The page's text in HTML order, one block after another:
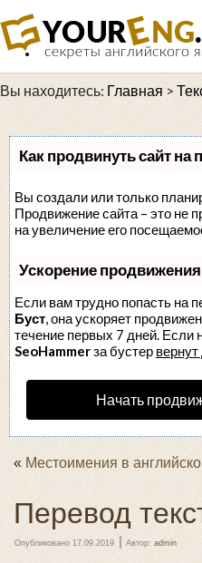
Вы находитесь: Главная >
Как продвинуть сайт на
Вы создали или только
Продвижение сайта – это не
на увеличение его
Ускорение продвижения
Если вам трудно попасть на
Буст, она ускоряет
течение первых 7 дней. Если
SeoHammerза бустер вернут
Начать
« Местоимения в
Перевод
Опубликовано 17.09.2019 | Автор: admin